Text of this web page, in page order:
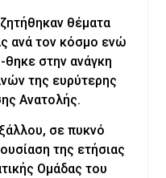
θέματα
ανά τον κόσμο ενώ
θηκε στην ανάγκη
της ευρύτερης
Ανατολής.
σε πυκνό
της ετήσιας
Ομάδας του